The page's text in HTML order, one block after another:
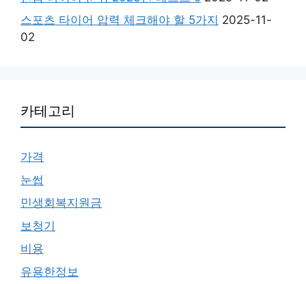
스포츠 타이어 압력 체크해야 할 5가지 2025-11-
02
카테고리
가격
눈썹
민생회복지원금
보청기
비용
유용한정보